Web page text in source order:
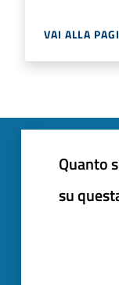
VAI ALLA
Quanto
su